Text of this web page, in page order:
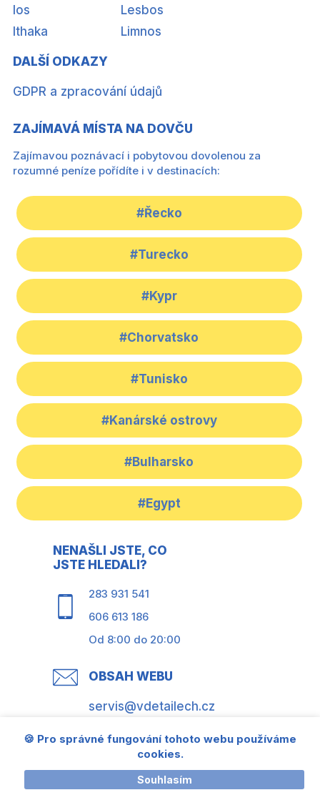
Ios
Ithaka
Lesbos
Limnos
DALŠÍ ODKAZY
GDPR a zpracování údajů
ZAJÍMAVÁ MÍSTA NA DOVČU
Zajímavou poznávací i pobytovou dovolenou za
rozumné peníze pořídíte i v destinacích:
#Řecko
#Turecko
#Kypr
#Chorvatsko
#Tunisko
#Kanárské ostrovy
#Bulharsko
#Egypt
NENAŠLI JSTE, CO
JSTE HLEDALI?
283 931 541
606 613 186
Od 8:00 do 20:00
OBSAH WEBU
servis@vdetailech.cz
© All rights reserved 2005-2026
Petr Zítek,Dominik Medal
🍪 Pro správné fungování tohoto webu používáme
cookies.
Souhlasím